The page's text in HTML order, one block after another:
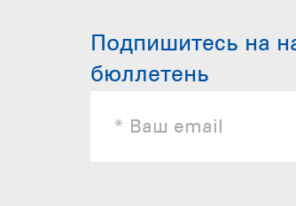
Подпишитесь на
бюллетень